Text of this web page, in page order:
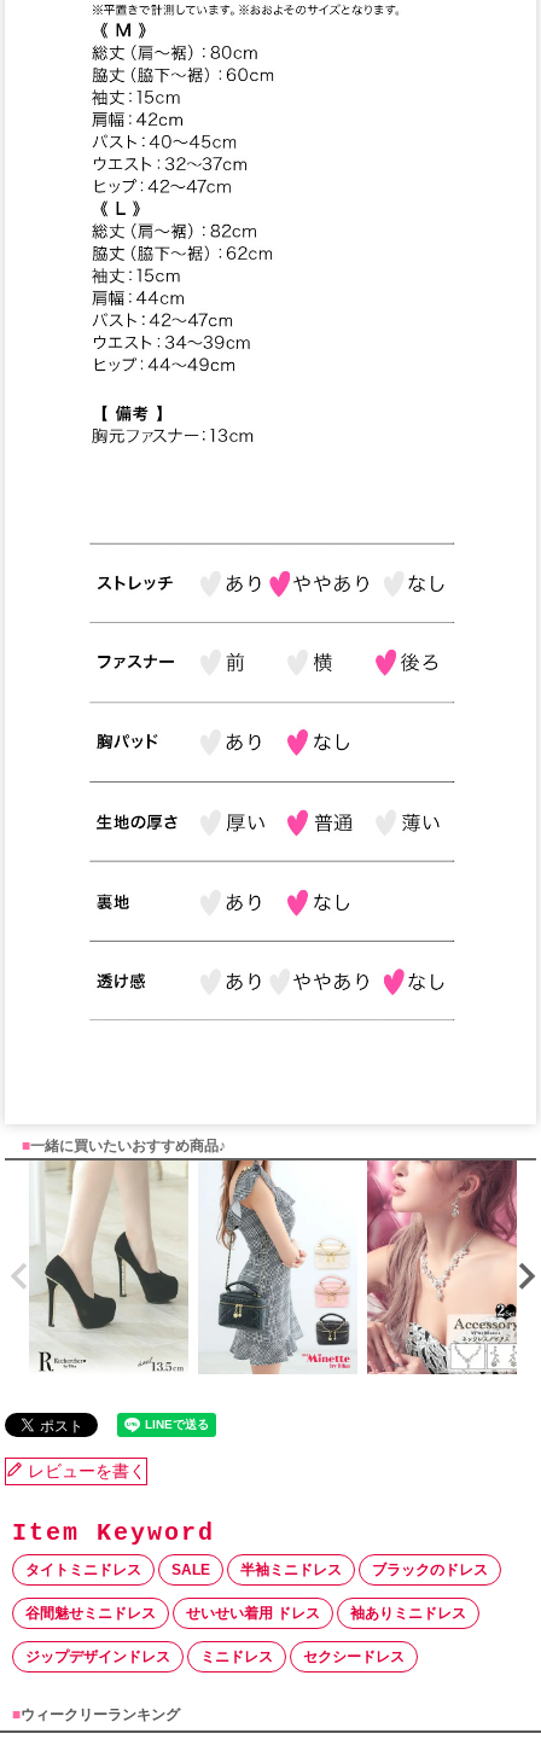
■一緒に買いたいおすすめ商品♪
レビューを書く
タイトミニドレス SALE 半袖ミニドレス ブラックのドレス
谷間魅せミニドレス せいせい着用 ドレス 袖ありミニドレス
ジップデザインドレス ミニドレス セクシードレス
■ウィークリーランキング